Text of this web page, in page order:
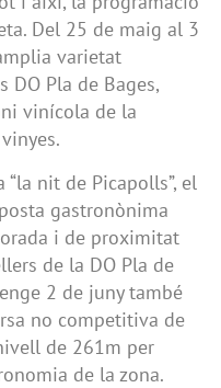
Del 25 de maig al 3
varietat
DO Pla de Bages,
vinícola de la
nit de Picapolls”, el
gastronònima
i de proximitat
de la DO Pla de
2 de juny també
no competitiva de
de 261m per
de la zona.